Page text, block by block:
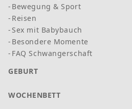
Bewegung & Sport
Reisen
Sex mit Babybauch
Besondere Momente
FAQ Schwangerschaft
GEBURT
WOCHENBETT